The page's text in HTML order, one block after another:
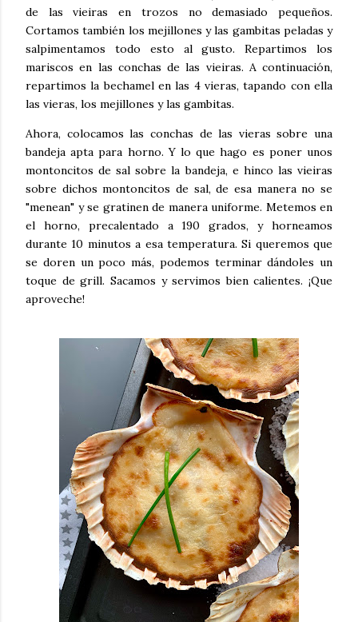
de las vieiras en trozos no demasiado pequeños.
Cortamos también los mejillones y las gambitas peladas y
salpimentamos todo esto al gusto. Repartimos los
mariscos en las conchas de las vieiras. A continuación,
repartimos la bechamel en las 4 vieras, tapando con ella
las vieras, los mejillones y las gambitas.
Ahora, colocamos las conchas de las vieras sobre una
bandeja apta para horno. Y lo que hago es poner unos
montoncitos de sal sobre la bandeja, e hinco las vieiras
sobre dichos montoncitos de sal, de esa manera no se
"menean" y se gratinen de manera uniforme. Metemos en
el horno, precalentado a 190 grados, y horneamos
durante 10 minutos a esa temperatura. Si queremos que
se doren un poco más, podemos terminar dándoles un
toque de grill. Sacamos y servimos bien calientes. ¡Que
aproveche!